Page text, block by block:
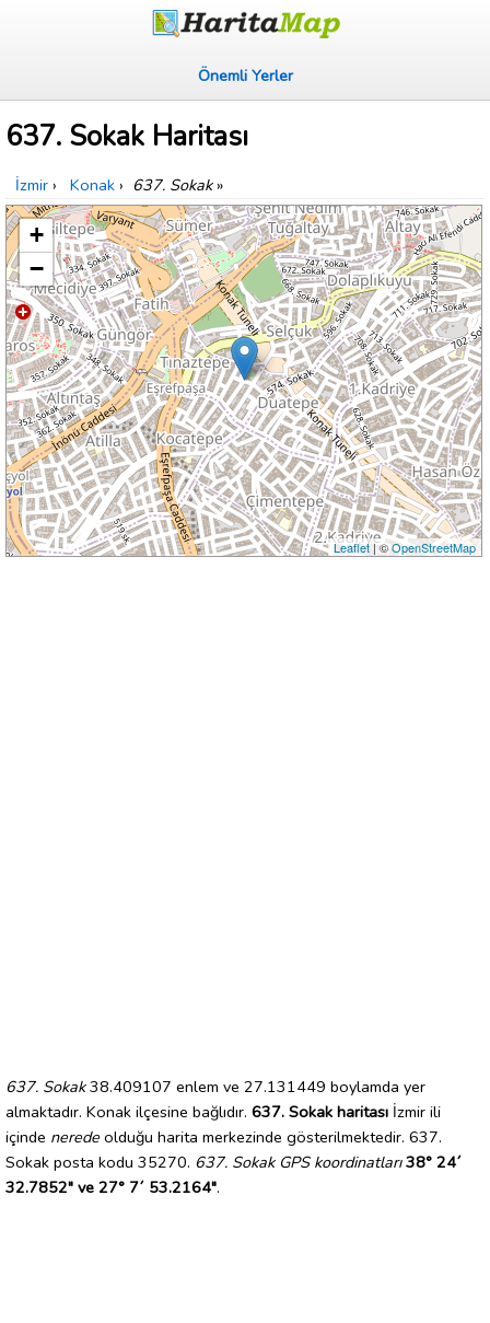
Önemli Yerler
637. Sokak Haritası
İzmir › Konak › 637. Sokak»
+
−
Leaflet| ©OpenStreetMap
637. Sokak38.409107 enlem ve 27.131449 boylamda yer
almaktadır. Konak ilçesine bağlıdır. 637. Sokak haritası İzmir ili
içinde nerede olduğu harita merkezinde gösterilmektedir. 637.
Sokak posta kodu 35270. 637. Sokak GPS koordinatları 38° 24´
32.7852" ve 27° 7´ 53.2164".